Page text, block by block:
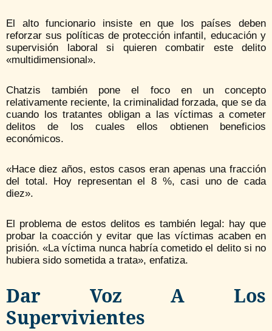
El alto funcionario insiste en que los países deben
reforzar sus políticas de protección infantil, educación y
supervisión laboral si quieren combatir este delito
«multidimensional».
Chatzis también pone el foco en un concepto
relativamente reciente, la criminalidad forzada, que se da
cuando los tratantes obligan a las víctimas a cometer
delitos de los cuales ellos obtienen beneficios
económicos.
«Hace diez años, estos casos eran apenas una fracción
del total. Hoy representan el 8 %, casi uno de cada
diez».
El problema de estos delitos es también legal: hay que
probar la coacción y evitar que las víctimas acaben en
prisión. «La víctima nunca habría cometido el delito si no
hubiera sido sometida a trata», enfatiza.
Dar Voz A Los
Supervivientes